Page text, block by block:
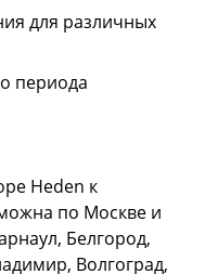
для различных
периода
Heden к
по Москве и
Белгород,
Волгоград,